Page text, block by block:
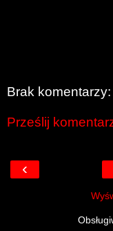
Brak komentarzy:
Prześlij
‹